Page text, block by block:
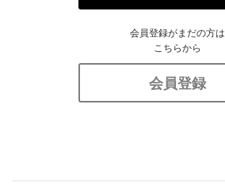
会員登録がまだの方は
こちらから
会員登録